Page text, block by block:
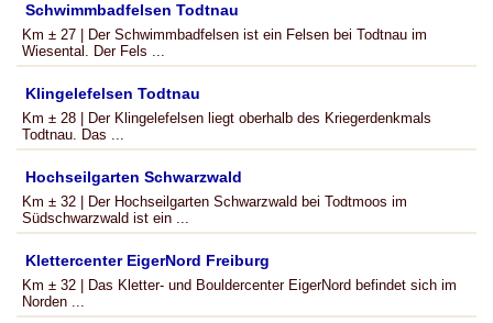
Schwimmbadfelsen Todtnau
Km ± 27 | Der Schwimmbadfelsen ist ein Felsen bei Todtnau im
Wiesental. Der Fels ...
Klingelefelsen Todtnau
Km ± 28 | Der Klingelefelsen liegt oberhalb des Kriegerdenkmals
Todtnau. Das ...
Hochseilgarten Schwarzwald
Km ± 32 | Der Hochseilgarten Schwarzwald bei Todtmoos im
Südschwarzwald ist ein ...
Klettercenter EigerNord Freiburg
Km ± 32 | Das Kletter- und Bouldercenter EigerNord befindet sich im
Norden ...